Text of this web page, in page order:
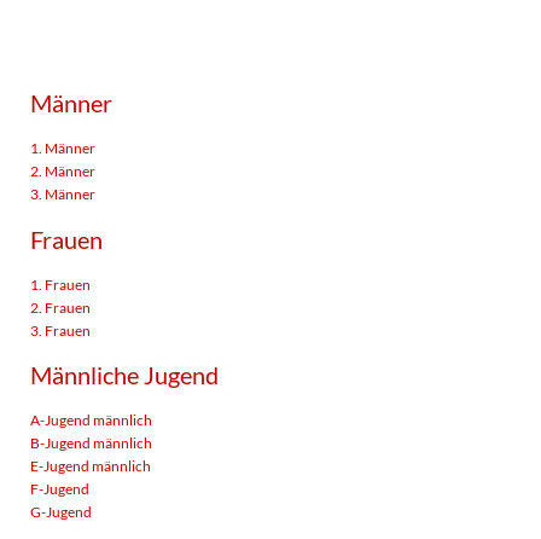
Männer
1. Männer
2. Männer
3. Männer
Frauen
1. Frauen
2. Frauen
3. Frauen
Männliche Jugend
A-Jugend männlich
B-Jugend männlich
E-Jugend männlich
F-Jugend
G-Jugend